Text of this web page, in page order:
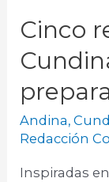
Cinco
Andina,
Redacción
Inspiradas